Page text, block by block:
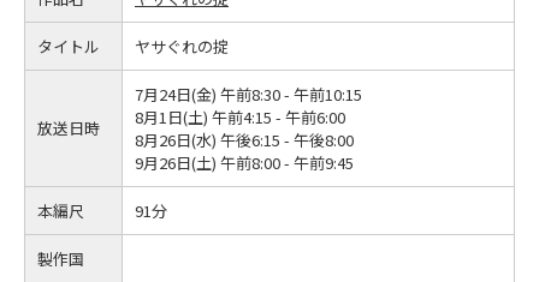
タイトル ヤサぐれの掟
放送日時
7月24日(金) 午前8:30 - 午前10:15
8月1日(土) 午前4:15 - 午前6:00
8月26日(水) 午後6:15 - 午後8:00
9月26日(土) 午前8:00 - 午前9:45
本編尺 91分
製作国